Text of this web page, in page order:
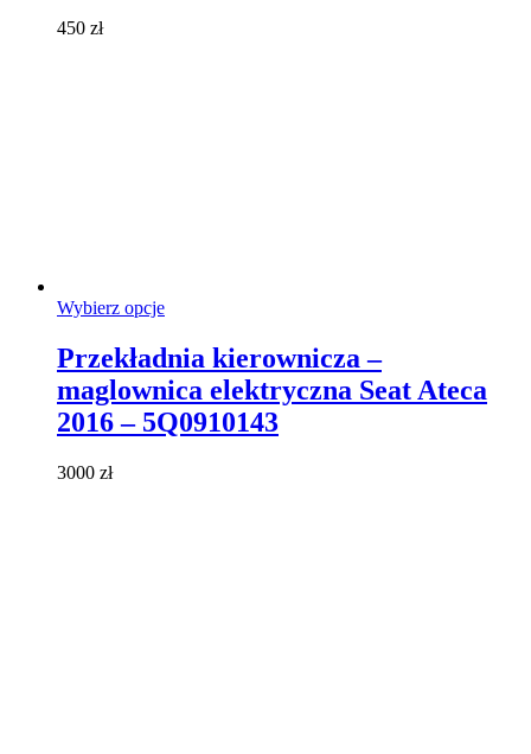
450 zł
Wybierz opcjeTen
ma
wiele
wariantów.
Opcje
można
Przekładnia kierownicza –
maglownica elektryczna Seat Ateca
2016 – 5Q0910143
3000 zł